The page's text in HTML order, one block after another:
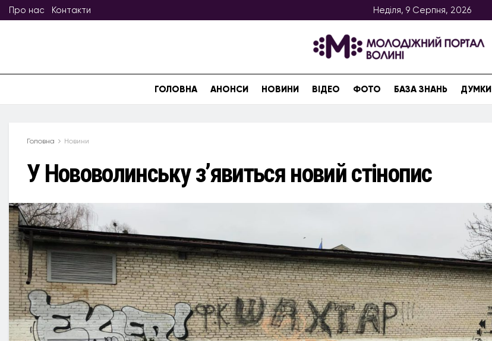
Про нас Контакти Неділя, 9 Серпня, 2026
ГОЛОВНА АНОНСИ НОВИНИ ВІДЕО ФОТО БАЗА ЗНАНЬ ДУМКИ
Головна Новини
У Нововолинську з’явиться новий стінопис